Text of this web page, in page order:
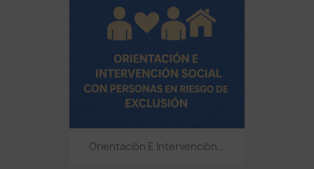
Orientación E Intervención...